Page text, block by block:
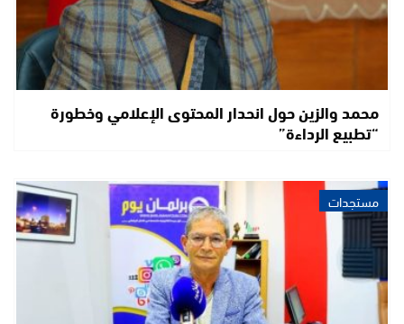
محمد والزين حول انحدار المحتوى الإعلامي وخطورة
“تطبيع الرداءة”
مستجدات